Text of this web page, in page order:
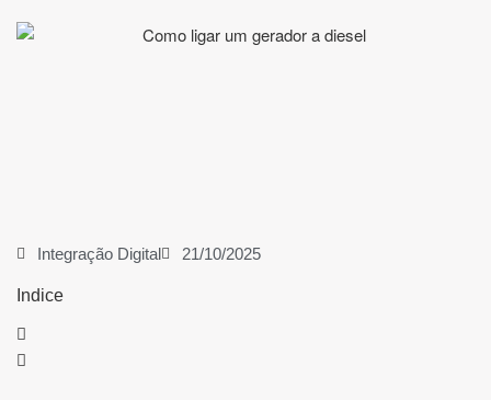
Integração Digital 21/10/2025
Indice